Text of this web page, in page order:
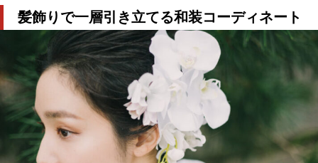
髪飾りで一層引き立てる和装コーディネート